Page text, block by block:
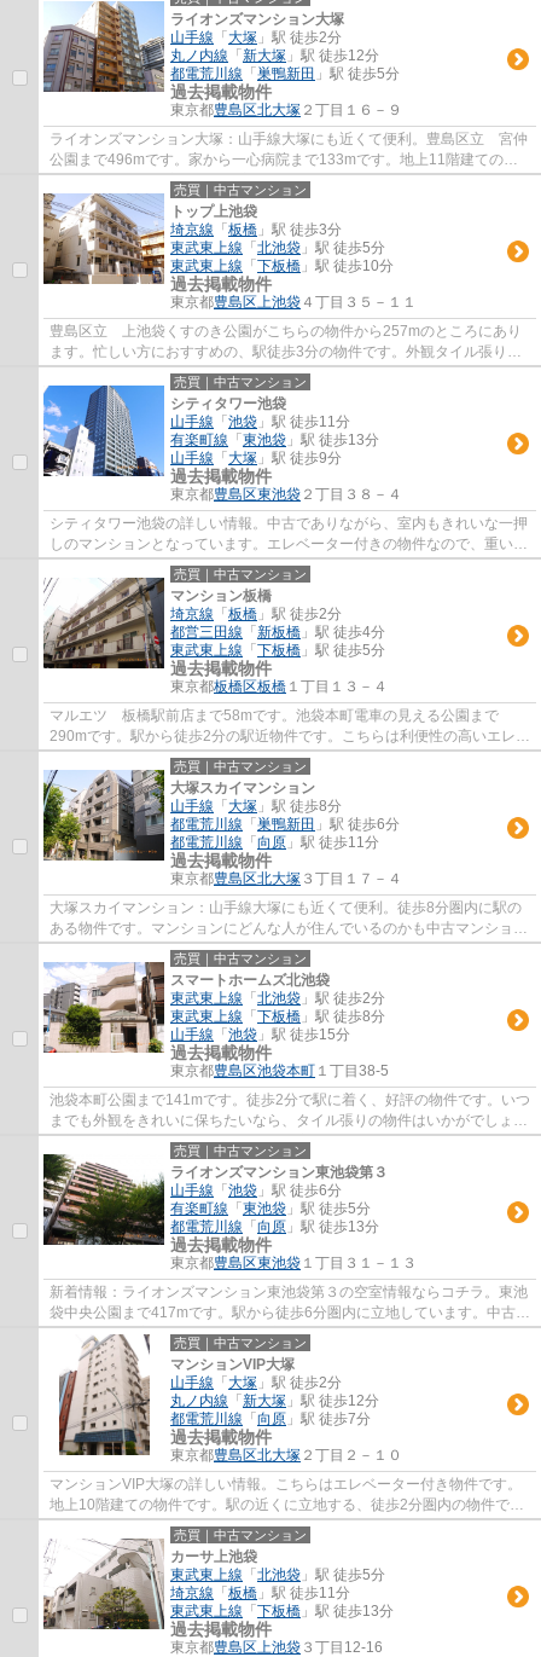
ライオンズマンション大塚
山手線 「 大塚 」駅 徒歩2分
丸ノ内線 「 新大塚 」駅 徒歩12分
都電荒川線 「 巣鴨新田 」駅 徒歩5分
過去掲載物件
東京都豊島区北大塚 ２丁目１６－９
ライオンズマンション大塚：山手線大塚にも近くて便利。豊島区立 宮仲
公園まで496mです。家から一心病院まで133mです。地上11階建ての物
件です。当社がお客様の不動産購入をしっかり...
売買｜中古マンション
トップ上池袋
埼京線 「 板橋 」駅 徒歩3分
東武東上線 「 北池袋 」駅 徒歩5分
東武東上線 「 下板橋 」駅 徒歩10分
過去掲載物件
東京都豊島区上池袋 ４丁目３５－１１
豊島区立 上池袋くすのき公園がこちらの物件から257mのところにあり
ます。忙しい方におすすめの、駅徒歩3分の物件です。外観タイル張り
は、汚れが付きにくいのでいつまでも綺麗です。...
売買｜中古マンション
シティタワー池袋
山手線 「 池袋 」駅 徒歩11分
有楽町線 「 東池袋 」駅 徒歩13分
山手線 「 大塚 」駅 徒歩9分
過去掲載物件
東京都豊島区東池袋 ２丁目３８－４
シティタワー池袋の詳しい情報。中古でありながら、室内もきれいな一押
しのマンションとなっています。エレベーター付きの物件なので、重い荷
物を運ぶ時に便利です。地上26階建てでお...
売買｜中古マンション
マンション板橋
埼京線 「 板橋 」駅 徒歩2分
都営三田線 「 新板橋 」駅 徒歩4分
東武東上線 「 下板橋 」駅 徒歩5分
過去掲載物件
東京都板橋区板橋 １丁目１３－４
マルエツ 板橋駅前店まで58mです。池袋本町電車の見える公園まで
290mです。駅から徒歩2分の駅近物件です。こちらは利便性の高いエレベ
ーター付きの物件です。不動産のことで当社にご...
売買｜中古マンション
大塚スカイマンション
山手線 「 大塚 」駅 徒歩8分
都電荒川線 「 巣鴨新田 」駅 徒歩6分
都電荒川線 「 向原 」駅 徒歩11分
過去掲載物件
東京都豊島区北大塚 ３丁目１７－４
大塚スカイマンション：山手線大塚にも近くて便利。徒歩8分圏内に駅の
ある物件です。マンションにどんな人が住んでいるのかも中古マンション
なら事前に知れます。外観タイル張りなら、...
売買｜中古マンション
スマートホームズ北池袋
東武東上線 「 北池袋 」駅 徒歩2分
東武東上線 「 下板橋 」駅 徒歩8分
山手線 「 池袋 」駅 徒歩15分
過去掲載物件
東京都豊島区池袋本町 １丁目38-5
池袋本町公園まで141mです。徒歩2分で駅に着く、好評の物件です。いつ
までも外観をきれいに保ちたいなら、タイル張りの物件はいかがでしょう
か。多くの方に好評な、清潔感のある室内が...
売買｜中古マンション
ライオンズマンション東池袋第３
山手線 「 池袋 」駅 徒歩6分
有楽町線 「 東池袋 」駅 徒歩5分
都電荒川線 「 向原 」駅 徒歩13分
過去掲載物件
東京都豊島区東池袋 １丁目３１－１３
新着情報：ライオンズマンション東池袋第３の空室情報ならコチラ。東池
袋中央公園まで417mです。駅から徒歩6分圏内に立地しています。中古な
がらも綺麗な室内と魅力的な住環境のマンシ...
売買｜中古マンション
マンションVIP大塚
山手線 「 大塚 」駅 徒歩2分
丸ノ内線 「 新大塚 」駅 徒歩12分
都電荒川線 「 向原 」駅 徒歩7分
過去掲載物件
東京都豊島区北大塚 ２丁目２－１０
マンションVIP大塚の詳しい情報。こちらはエレベーター付き物件です。
地上10階建ての物件です。駅の近くに立地する、徒歩2分圏内の物件で
す。豊島区でマイホームのご購入を検討してい...
売買｜中古マンション
カーサ上池袋
東武東上線 「 北池袋 」駅 徒歩5分
埼京線 「 板橋 」駅 徒歩11分
東武東上線 「 下板橋 」駅 徒歩13分
過去掲載物件
東京都豊島区上池袋 ３丁目12-16